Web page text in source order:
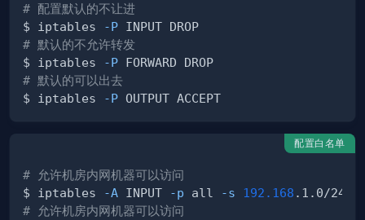
# 配置默认的不让进
$ iptables
-P
# 默认的不允许转发
$ iptables
-P
# 默认的可以出去
$ iptables
-P
配置白名单
# 允许机房内网机器可以访问
$ iptables
-A INPUT -p all -s 192.168 .1.0/24
# 允许机房内网机器可以访问